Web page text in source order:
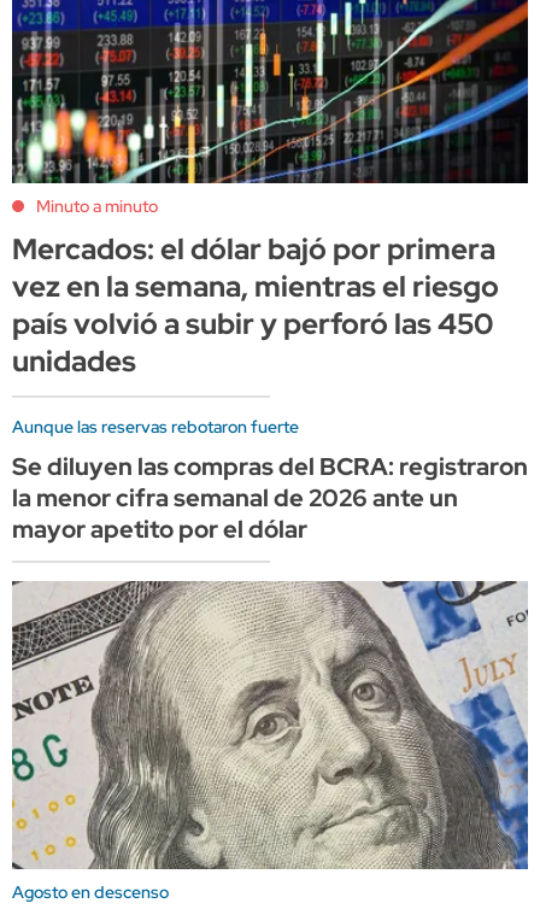
Minuto a minuto
Mercados: el dólar bajó por primera
vez en la semana, mientras el riesgo
país volvió a subir y perforó las 450
unidades
Aunque las reservas rebotaron fuerte
Se diluyen las compras del BCRA: registraron
la menor cifra semanal de 2026 ante un
mayor apetito por el dólar
Agosto en descenso